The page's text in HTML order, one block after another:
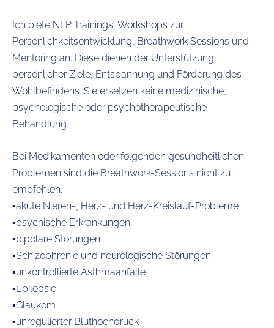
Ich biete NLP Trainings, Workshops zur
Persönlichkeitsentwicklung, Breathwork Sessions und
Mentoring an. Diese dienen der Unterstützung
persönlicher Ziele, Entspannung und Förderung des
Wohlbefindens. Sie ersetzen keine medizinische,
psychologische oder psychotherapeutische
Behandlung.
Bei Medikamenten oder folgenden gesundheitlichen
Problemen sind die Breathwork-Sessions nicht zu
empfehlen.
▪️akute Nieren-, Herz- und Herz-Kreislauf-Probleme
▪️psychische Erkrankungen
▪️bipolare Störungen
▪️Schizophrenie und neurologische Störungen
▪️unkontrollierte Asthmaanfälle
▪️Epilepsie
▪️Glaukom
▪️unregulierter Bluthochdruck